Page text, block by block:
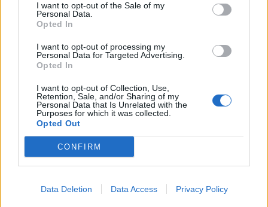
I want to opt-out of the Sale of my
Personal Data.
Opted In
I want to opt-out of processing my
Personal Data for Targeted Advertising.
Opted In
I want to opt-out of Collection, Use,
Retention, Sale, and/or Sharing of my
Personal Data that Is Unrelated with the
Purposes for which it was collected.
Opted Out
CONFIRM
Data Deletion Data Access Privacy Policy
ancora bisogno. Un uomo scomodo per tutti,
perchè libero.